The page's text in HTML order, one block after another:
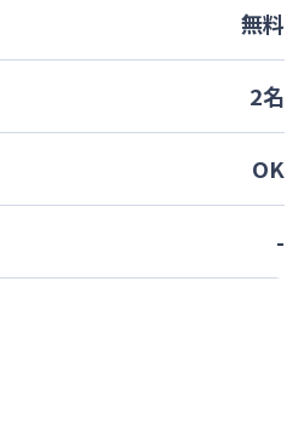
無料
2名
OK
-